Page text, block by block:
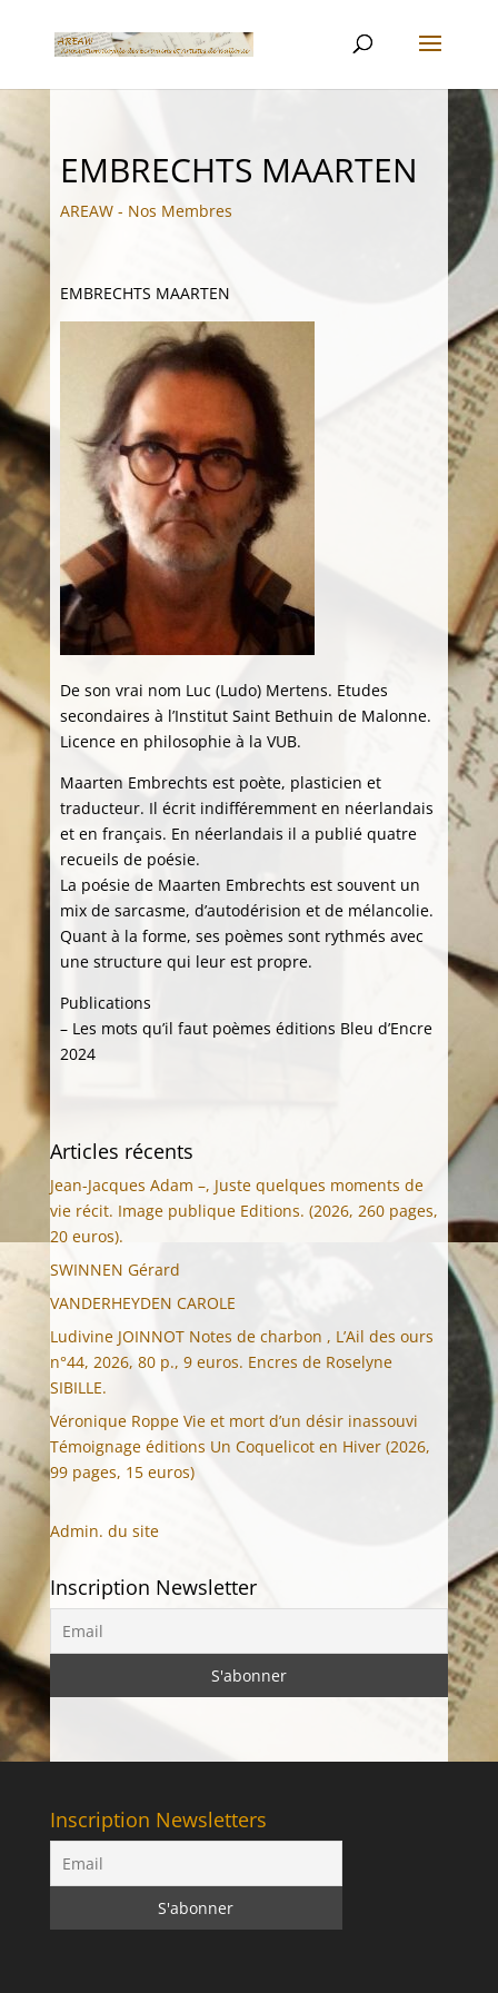
EMBRECHTS MAARTEN
AREAW - Nos Membres
EMBRECHTS MAARTEN
De son vrai nom Luc (Ludo) Mertens. Etudes
secondaires à l’Institut Saint Bethuin de Malonne.
Licence en philosophie à la VUB.
Maarten Embrechts est poète, plasticien et
traducteur. Il écrit indifféremment en néerlandais
et en français. En néerlandais il a publié quatre
recueils de poésie.
La poésie de Maarten Embrechts est souvent un
mix de sarcasme, d’autodérision et de mélancolie.
Quant à la forme, ses poèmes sont rythmés avec
une structure qui leur est propre.
Publications
– Les mots qu’il faut poèmes éditions Bleu d’Encre
2024
Articles récents
Jean-Jacques Adam –, Juste quelques moments de
vie récit. Image publique Editions. (2026, 260 pages,
20 euros).
SWINNEN Gérard
VANDERHEYDEN CAROLE
Ludivine JOINNOT Notes de charbon , L’Ail des ours
n°44, 2026, 80 p., 9 euros. Encres de Roselyne
SIBILLE.
Véronique Roppe Vie et mort d’un désir inassouvi
Témoignage éditions Un Coquelicot en Hiver (2026,
99 pages, 15 euros)
Admin. du site
Inscription Newsletter
Inscription Newsletters